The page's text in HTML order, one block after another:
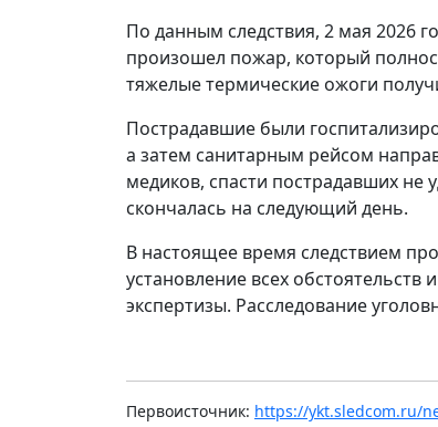
По данным следствия, 2 мая 2026
произошел пожар, который
тяжелые термические ожоги
Пострадавшие были
а затем санитарным рейсом
медиков, спасти пострадавших не
скончалась на следующий день.
В настоящее время следствием
установление всех
экспертизы. Расследование
Первоисточник: https://ykt.sledcom.ru/